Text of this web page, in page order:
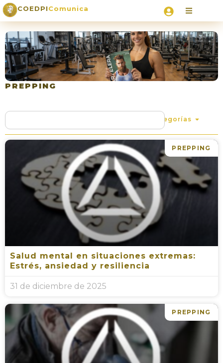
COEDPIComunica
PREPPING
Categorías
PREPPING
Salud mental en situaciones extremas:
Estrés, ansiedad y resiliencia
31 de diciembre de 2025
PREPPING